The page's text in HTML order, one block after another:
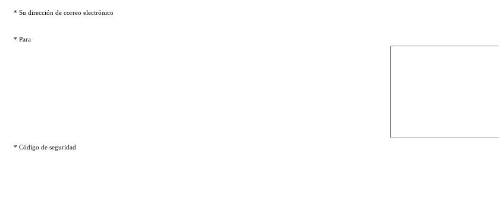
* Su dirección de correo electrónico
* Para
* Código de seguridad